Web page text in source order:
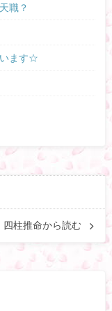
職？
ます☆
柱推命から読む